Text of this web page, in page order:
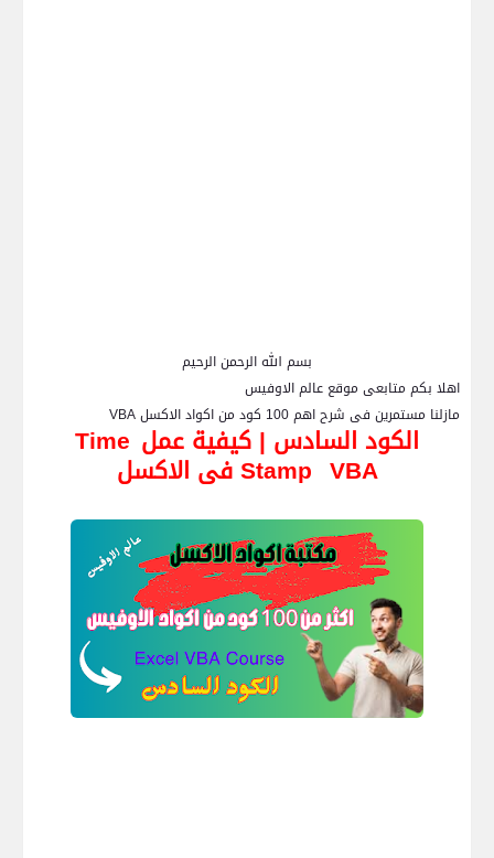
بسم الله الرحمن الرحيم
اهلا بكم متابعى موقع عالم الاوفيس
مازلنا مستمرين فى شرح اهم 100 كود من اكواد الاكسل
VBA
الكود السادس | كيفية عمل Time
Stamp VBA